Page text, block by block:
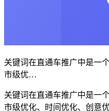
关键词在直通车推广中是一
市级优…
关键词在直通车推广中是一
市级优化、时间优化、创意